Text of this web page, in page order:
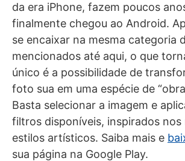
da era iPhone, fazem poucos
finalmente chegou ao Android.
se encaixar na mesma categoria
mencionados até aqui, o que
único é a possibilidade de
foto sua em uma espécie de
Basta selecionar a imagem e
filtros disponíveis, inspirados nos
estilos artísticos. Saiba mais e
sua página na Google Play.